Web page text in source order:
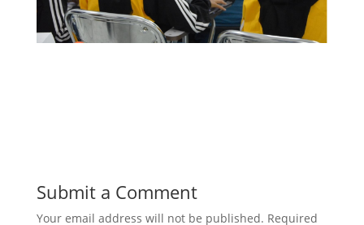
Submit a Comment
Your email address will not be published. Required